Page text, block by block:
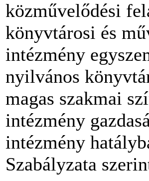
közművelődési
könyvtárosi és
intézmény
nyilvános
magas szakmai
intézmény
intézmény
Szabályzata